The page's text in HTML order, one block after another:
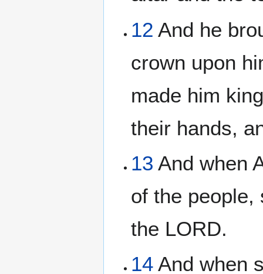
12 And he
crown upon
made him
their hands,
13 And when
of the people,
the LORD.
14 And when